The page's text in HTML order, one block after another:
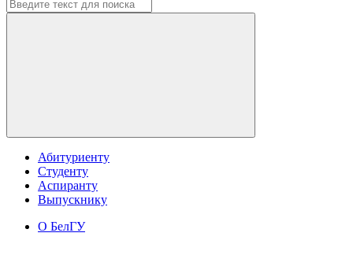
Абитуриенту
Студенту
Аспиранту
Выпускнику
О БелГУ